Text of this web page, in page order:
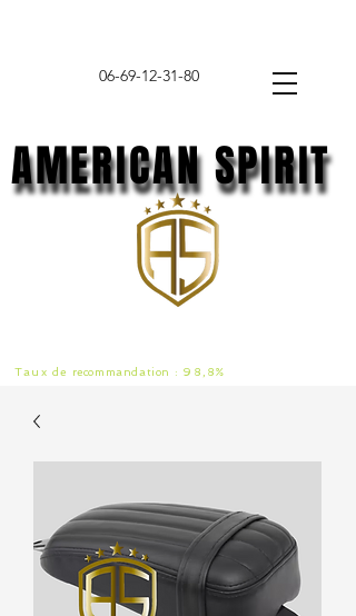
06-69-12-31-80
AMERICAN SPIRIT
AMERICAN SPIRIT
Taux de recommandation : 98,8%